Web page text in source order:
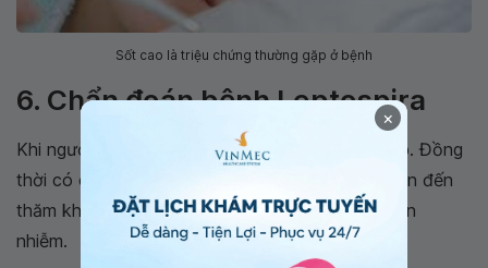
Sốt cao là triệu chứng thường gặp ở bệnh
6. Chẩn đoán bệnh Leptospira
Khi người bệnh có các đặc điểm dịch tễ phù hợp. Đồng
thời có các triệu chứng lâm sàng. Người bệnh cần đến
thăm khám tại các cơ sở có chuyên ngành truyền
nhiễm.
×